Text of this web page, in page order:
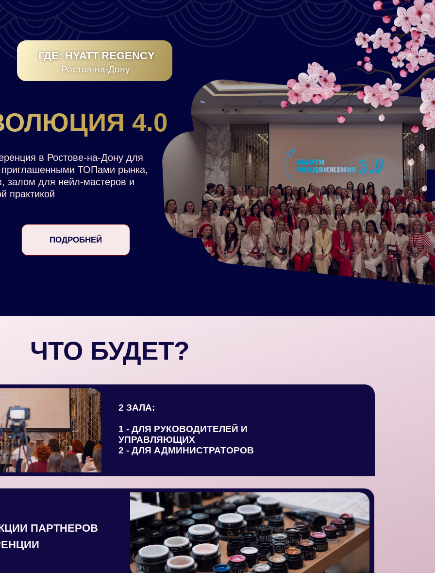
4.0
ГДЕ: HYATT REGENCY
Ростов-на-Дону
ПАРТНЕРЫ
в Ростове-на-Дону для
ТОПами рынка,
залом для нейл-мастеров и
практикой
ПОДРОБНЕЙ
ЧТО БУДЕТ?
2 ЗАЛА:
1 - ДЛЯ РУКОВОДИТЕЛЕЙ И
УПРАВЛЯЮЩИХ
2 - ДЛЯ АДМИНИСТРАТОРОВ
ПАРТНЕРОВ
салона красоты,